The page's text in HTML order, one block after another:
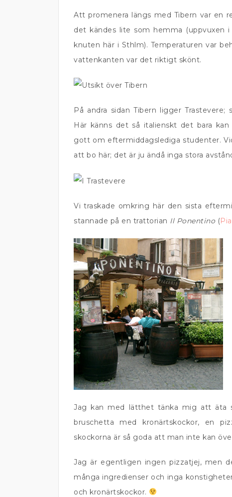
Att promenera längs med Tibern var en
det kändes lite som hemma (uppvuxen
knuten här i Sthlm). Temperaturen var
vattenkanten var det riktigt skönt.
På andra sidan Tibern ligger
Här känns det så italienskt det bara
gott om eftermiddagslediga studenter.
att bo här; det är ju ändå inga stora
Vi traskade omkring här den sista
stannade på en trattorian Il Ponentino(
Jag kan med lätthet tänka mig att äta
bruschetta med kronärtskockor, en
skockorna är så goda att man inte kan
Jag är egentligen ingen pizzatjej, men
många ingredienser och inga
och kronärtskockor.